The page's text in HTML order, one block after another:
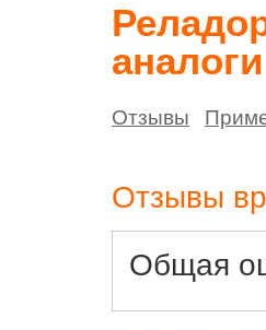
аналоги
Отзывы
Отзывы
Общая